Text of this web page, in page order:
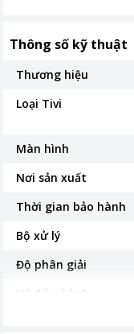
Thông số kỹ thuật
Thương hiệu
Loại Tivi
Màn hình
Nơi sản xuất
Thời gian bảo hành
Bộ xử lý
Độ phân giải
Hệ điều hành